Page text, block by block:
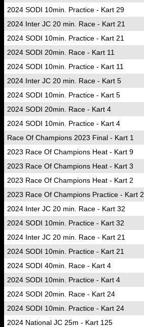
2024 SODI 10min. Practice - Kart 29
2024 Inter JC 20 min. Race - Kart 21
2024 SODI 10min. Practice - Kart 21
2024 SODI 20min. Race - Kart 11
2024 SODI 10min. Practice - Kart 11
2024 Inter JC 20 min. Race - Kart 5
2024 SODI 10min. Practice - Kart 5
2024 SODI 20min. Race - Kart 4
2024 SODI 10min. Practice - Kart 4
Race Of Champions 2023 Final - Kart 1
2023 Race Of Champions Heat - Kart 9
2023 Race Of Champions Heat - Kart 3
2023 Race Of Champions Heat - Kart 2
2023 Race Of Champions Practice - Kart 2
2024 Inter JC 20 min. Race - Kart 32
2024 SODI 10min. Practice - Kart 32
2024 Inter JC 20 min. Race - Kart 21
2024 SODI 10min. Practice - Kart 21
2024 SODI 40min. Race - Kart 4
2024 SODI 10min. Practice - Kart 4
2024 SODI 20min. Race - Kart 24
2024 SODI 10min. Practice - Kart 24
2024 National JC 25m - Kart 125